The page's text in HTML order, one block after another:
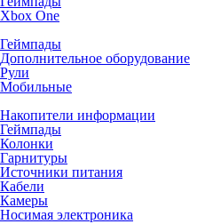
Xbox One
Геймпады
Дополнительное оборудование
Рули
Мобильные
Накопители информации
Геймпады
Колонки
Гарнитуры
Источники питания
Кабели
Камеры
Носимая электроника